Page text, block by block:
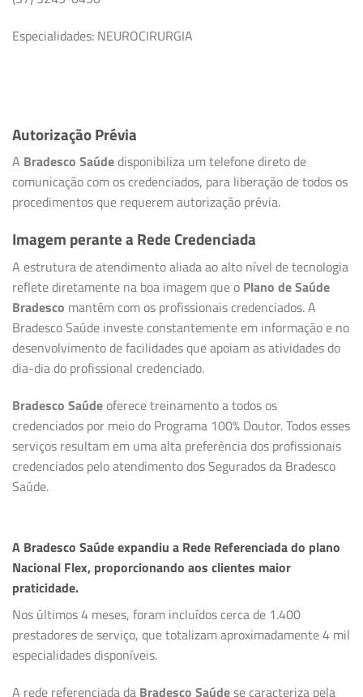
Especialidades: NEUROCIRURGIA
Autorização Prévia
A Bradesco Saúdedisponibiliza um telefone direto de
comunicação com os credenciados, para liberação de todos os
procedimentos que requerem autorização prévia.
Imagem perante a Rede Credenciada
A estrutura de atendimento aliada ao alto nível de tecnologia
reflete diretamente na boa imagem que o Plano de Saúde
Bradesco mantém com os profissionais credenciados. A
Bradesco Saúde investe constantemente em informação e no
desenvolvimento de facilidades que apoiam as atividades do
dia-dia do profissional credenciado.
Bradesco Saúdeoferece treinamento a todos os
credenciados por meio do Programa 100% Doutor. Todos esses
serviços resultam em uma alta preferência dos profissionais
credenciados pelo atendimento dos Segurados da Bradesco
Saúde.
A Bradesco Saúde expandiu a Rede Referenciada do plano
Nacional Flex, proporcionando aos clientes maior
praticidade.
Nos últimos 4 meses, foram incluídos cerca de 1.400
prestadores de serviço, que totalizam aproximadamente 4 mil
especialidades disponíveis.
A rede referenciada da Bradesco Saúdese caracteriza pela